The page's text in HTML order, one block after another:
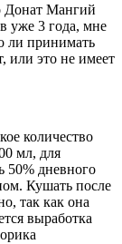
Донат Мангий
уже 3 года, мне
ли принимать
или это не имеет
количество
мл, для
50% дневного
Кушать после
так как она
выработка